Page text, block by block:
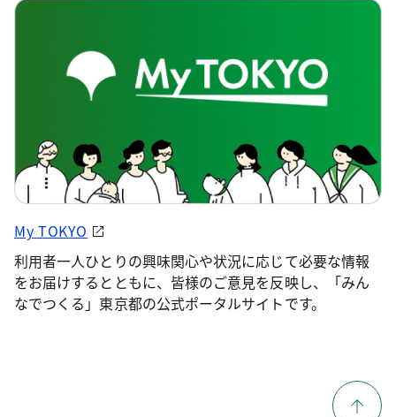
My TOKYO
利用者一人ひとりの興味関心や状況に応じて必要な情報
をお届けするとともに、皆様のご意見を反映し、「みん
なでつくる」東京都の公式ポータルサイトです。